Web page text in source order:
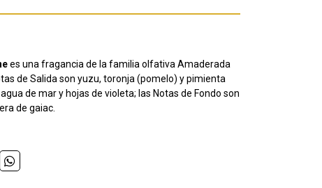
es una fragancia de la familia olfativa Amaderada
de Salida son yuzu, toronja (pomelo) y pimienta
de mar y hojas de violeta; las Notas de Fondo son
de gaiac.